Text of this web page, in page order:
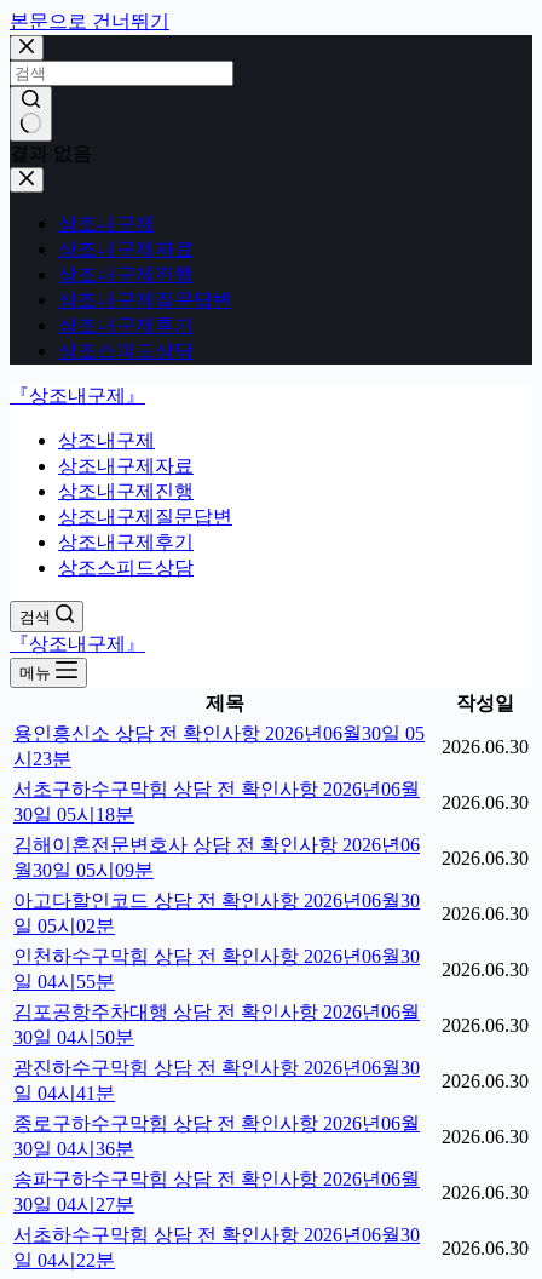
본문으로 건너뛰기
결과 없음
상조내구제
상조내구제자료
상조내구제진행
상조내구제질문답변
상조내구제후기
상조스피드상담
『상조내구제』
상조내구제
상조내구제자료
상조내구제진행
상조내구제질문답변
상조내구제후기
상조스피드상담
검색
『상조내구제』
메뉴
제목
작성일
용인흥신소 상담 전 확인사항 2026년06월30일 05
시23분
2026.06.30
서초구하수구막힘 상담 전 확인사항 2026년06월
30일 05시18분
2026.06.30
김해이혼전문변호사 상담 전 확인사항 2026년06
월30일 05시09분
2026.06.30
아고다할인코드 상담 전 확인사항 2026년06월30
일 05시02분
2026.06.30
인천하수구막힘 상담 전 확인사항 2026년06월30
일 04시55분
2026.06.30
김포공항주차대행 상담 전 확인사항 2026년06월
30일 04시50분
2026.06.30
광진하수구막힘 상담 전 확인사항 2026년06월30
일 04시41분
2026.06.30
종로구하수구막힘 상담 전 확인사항 2026년06월
30일 04시36분
2026.06.30
송파구하수구막힘 상담 전 확인사항 2026년06월
30일 04시27분
2026.06.30
서초하수구막힘 상담 전 확인사항 2026년06월30
일 04시22분
2026.06.30